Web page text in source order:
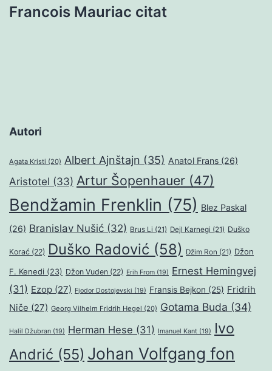
Francois Mauriac citat
Autori
Agata Kristi (20) Albert Ajnštajn (35) Anatol Frans (26)
Aristotel (33) Artur Šopenhauer (47)
Bendžamin Frenklin (75) Blez Paskal
(26) Branislav Nušić (32) Brus Li (21) Dejl Karnegi (21) Duško
Korać (22) Duško Radović (58) Džim Ron (21) Džon
F. Kenedi (23) Džon Vuden (22) Erih From (19) Ernest Hemingvej
(31) Ezop (27) Fjodor Dostojevski (19) Fransis Bejkon (25) Fridrih
Niče (27) Georg Vilhelm Fridrih Hegel (20) Gotama Buda (34)
Halil Džubran (19) Herman Hese (31) Imanuel Kant (19)
Ivo
Andrić (55) Johan Volfgang fon